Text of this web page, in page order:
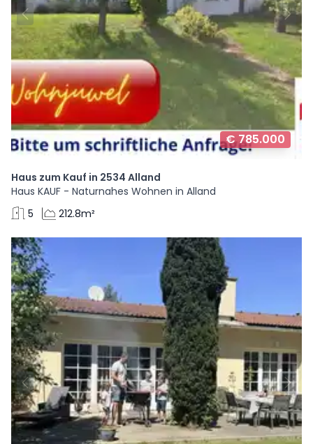
€ 785.000
Haus zum Kauf in 2534 Alland
Haus KAUF - Naturnahes Wohnen in Alland
5
212.8m²